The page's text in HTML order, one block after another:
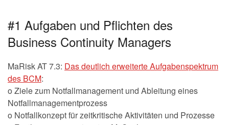
#1 Aufgaben und Pflichten des
Business Continuity Managers
MaRisk AT 7.3: Das deutlich erweiterte Aufgabenspektrum
des BCM:
o Ziele zum Notfallmanagement und Ableitung eines
Notfallmanagementprozess
o Notfallkonzept für zeitkritische Aktivitäten und Prozesse